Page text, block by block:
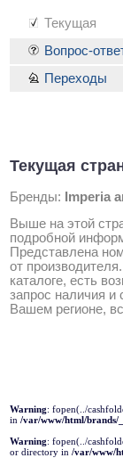
Текущая
Текущая
Бренды:
Imperia
Выше на этой
подробной
Представлена
от
каталоге, есть
запрос наличия и
Вашем регионе,
Вопрос-
Переходы
Warning: fopen(../
in /var/www/html/brands/
Warning: fopen(../
or directory in /var/www/